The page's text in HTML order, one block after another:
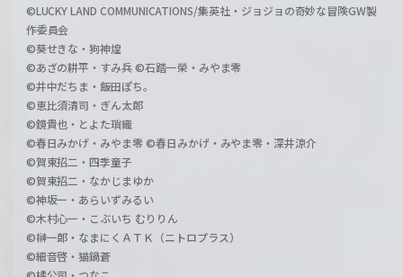
©LUCKY LAND COMMUNICATIONS/集英社・ジョジョの奇妙な冒険GW製
作委員会
©葵せきな・狗神煌
©あざの耕平・すみ兵 ©石踏一榮・みやま零
©井中だちま・飯田ぽち。
©恵比須清司・ぎん太郎
©鏡貴也・とよた瑣織
©春日みかげ・みやま零 ©春日みかげ・みやま零・深井涼介
©賀東招二・四季童子
©賀東招二・なかじまゆか
©神坂一・あらいずみるい
©木村心一・こぶいち むりりん
©榊一郎・なまにくＡＴＫ（ニトロプラス）
©細音啓・猫鍋蒼